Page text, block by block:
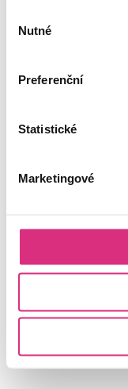
souhlasu
Nutné
Preferenční
Statistické
Marketingové